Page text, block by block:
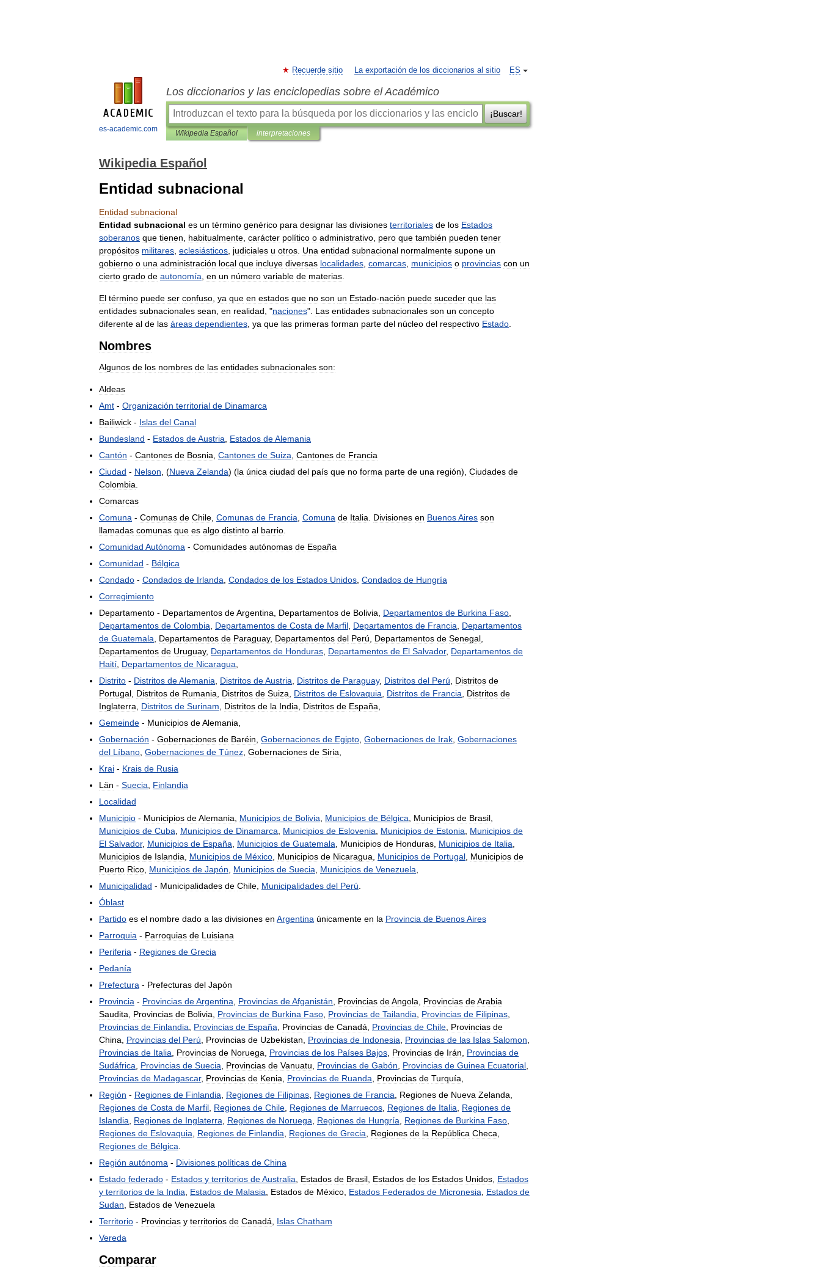
es-academic.com
ES
Recuerde sitio La exportación de los diccionarios al sitio
Los diccionarios y las enciclopedias sobre el Académico
¡Buscar!
Wikipedia Español interpretaciones
Wikipedia Español
Entidad subnacional
Entidad subnacional
Entidad subnacional es un término genérico para designar las divisiones territoriales de los Estados
soberanos que tienen habitualmente carácter político o administrativo pero que también pueden tener
propósitos militares eclesiásticos judiciales u otros Una entidad subnacional normalmente supone un
gobierno o una administración local que incluye diversas localidades comarcas municipios o provincias con un
cierto grado de autonomía en un número variable de materias
El término puede ser confuso ya que en estados que no son un Estado-nación puede suceder que las
entidades subnacionales sean en realidad , "naciones". Las entidades subnacionales son un concepto
diferente al de las áreas dependientes ya que las primeras forman parte del núcleo del respectivo Estado
Nombres
Algunos de los nombres de las entidades subnacionales son:
Aldeas
Amt - Organización territorial de Dinamarca
Bailiwick - Islas del Canal
Bundesland - Estados deAustria Estados deAlemania
Cantón - Cantones de Bosnia Cantones de Suiza Cantones de Francia
Ciudad - Nelson , (Nueva Zelanda) (la única ciudad del país que no forma parte de una región), Ciudades de
Colombia
Comarcas
Comuna - Comunas de Chile Comunas de Francia Comuna de Italia Divisiones en BuenosAires son
llamadas comunas que es algo distinto al barrio
Comunidad Autónoma - Comunidades autónomas de España
Comunidad - Bélgica
Condado - Condados de Irlanda Condados de los Estados Unidos Condados de Hungría
Corregimiento
Departamento - Departamentos deArgentina Departamentos de Bolivia Departamentos de Burkina Faso
Departamentos de Colombia Departamentos de Costa de Marfil Departamentos de Francia
Departamentos
de Guatemala Departamentos de Paraguay, Departamentos del Perú Departamentos de Senegal
Departamentos de Uruguay, Departamentos de Honduras Departamentos de El Salvador, Departamentos de
Haití Departamentos de Nicaragua
Distrito - Distritos deAlemania Distritos deAustria Distritos de Paraguay, Distritos del Perú Distritos de
Portugal Distritos de Rumania Distritos de Suiza Distritos de Eslovaquia Distritos de Francia Distritos de
Inglaterra
Distritos de Surinam Distritos de la India Distritos de España
Gemeinde - Municipios deAlemania
Gobernación - Gobernaciones de Baréin Gobernaciones de Egipto Gobernaciones de Irak Gobernaciones
del Líbano Gobernaciones de Túnez Gobernaciones de Siria
Krai - Krais de Rusia
Län - Suecia
Finlandia
Localidad
Municipio - Municipios deAlemania Municipios de Bolivia Municipios de Bélgica Municipios de Brasil
Municipios de Cuba Municipios de Dinamarca Municipios de Eslovenia Municipios de Estonia Municipios de
El Salvador, Municipios de España Municipios de Guatemala Municipios de Honduras Municipios de Italia
Municipios de Islandia Municipios de México Municipios de Nicaragua Municipios de Portugal Municipios de
Puerto Rico Municipios de Japón Municipios de Suecia Municipios de Venezuela
Municipalidad - Municipalidades de Chile Municipalidades del Perú
Óblast
Partido es el nombre dado a las divisiones en Argentina únicamente en la Provincia de BuenosAires
Parroquia - Parroquias de Luisiana
Periferia - Regiones de Grecia
Pedanía
Prefectura - Prefecturas del Japón
Provincia - Provincias deArgentina Provincias deAfganistán Provincias deAngola Provincias deArabia
Saudita
Provincias de Bolivia Provincias de Burkina Faso Provincias de Tailandia Provincias de Filipinas
Provincias de Finlandia Provincias de España Provincias de Canadá Provincias de Chile Provincias de
China
Provincias del Perú Provincias de Uzbekistan Provincias de Indonesia Provincias de las Islas Salomon
Provincias de Italia Provincias de Noruega Provincias de los Países Bajos Provincias de Irán Provincias de
Sudáfrica
Provincias de Suecia Provincias de Vanuatu Provincias de Gabón Provincias de Guinea Ecuatorial
Provincias de Madagascar, Provincias de Kenia Provincias de Ruanda Provincias de Turquía
Región - Regiones de Finlandia Regiones de Filipinas Regiones de Francia Regiones de Nueva Zelanda
Regiones de Costa de Marfil Regiones de Chile Regiones de Marruecos Regiones de Italia Regiones de
Islandia
Regiones de Inglaterra Regiones de Noruega Regiones de Hungría Regiones de Burkina Faso
Regiones de Eslovaquia Regiones de Finlandia Regiones de Grecia Regiones de la República Checa
Regiones de Bélgica
Región autónoma - Divisiones políticas de China
Estado federado - Estados y territorios deAustralia Estados de Brasil Estados de los Estados Unidos Estados
y territorios de la India Estados de Malasia Estados de México Estados Federados de Micronesia Estados de
Sudan
Estados de Venezuela
Territorio - Provincias y territorios de Canadá Islas Chatham
Vereda
Comparar